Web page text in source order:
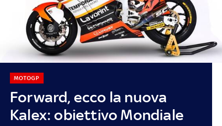
Forward, ecco la nuova
Kalex: obiettivo Mondiale
MOTOGP